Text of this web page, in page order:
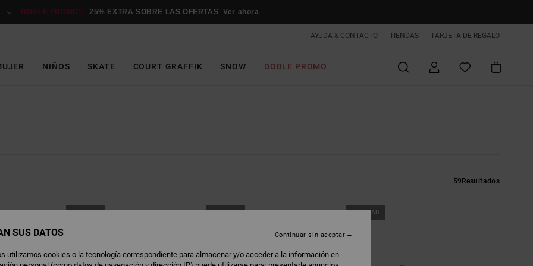
DOBLE PROMO*: 25% EXTRA SOBRE LAS OFERTAS Ver ahora
AYUDA & CONTACTO TIENDAS TARJETA DE REGALO
NIÑOS SKATE COURT GRAFFIK SNOW DOBLE PROMO
59Resultados
NOVEDAD NOVEDAD NOVEDAD
SUS DATOS
utilizamos cookies o la tecnología correspondiente para almacenar y/o acceder a la información en
Continuar sin aceptar